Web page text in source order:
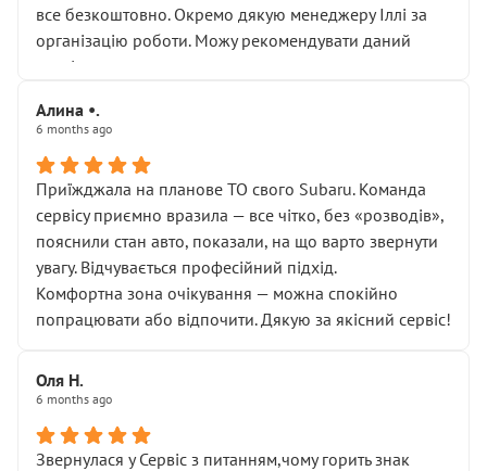
все безкоштовно. Окремо дякую менеджеру Іллі за
організацію роботи. Можу рекомендувати даний
сервіс.
Алина •.
6 months ago
Приїжджала на планове ТО свого Subaru. Команда
сервісу приємно вразила — все чітко, без «розводів»,
пояснили стан авто, показали, на що варто звернути
увагу. Відчувається професійний підхід.
Комфортна зона очікування — можна спокійно
попрацювати або відпочити. Дякую за якісний сервіс!
Оля Н.
6 months ago
Звернулася у Сервіс з питанням,чому горить знак